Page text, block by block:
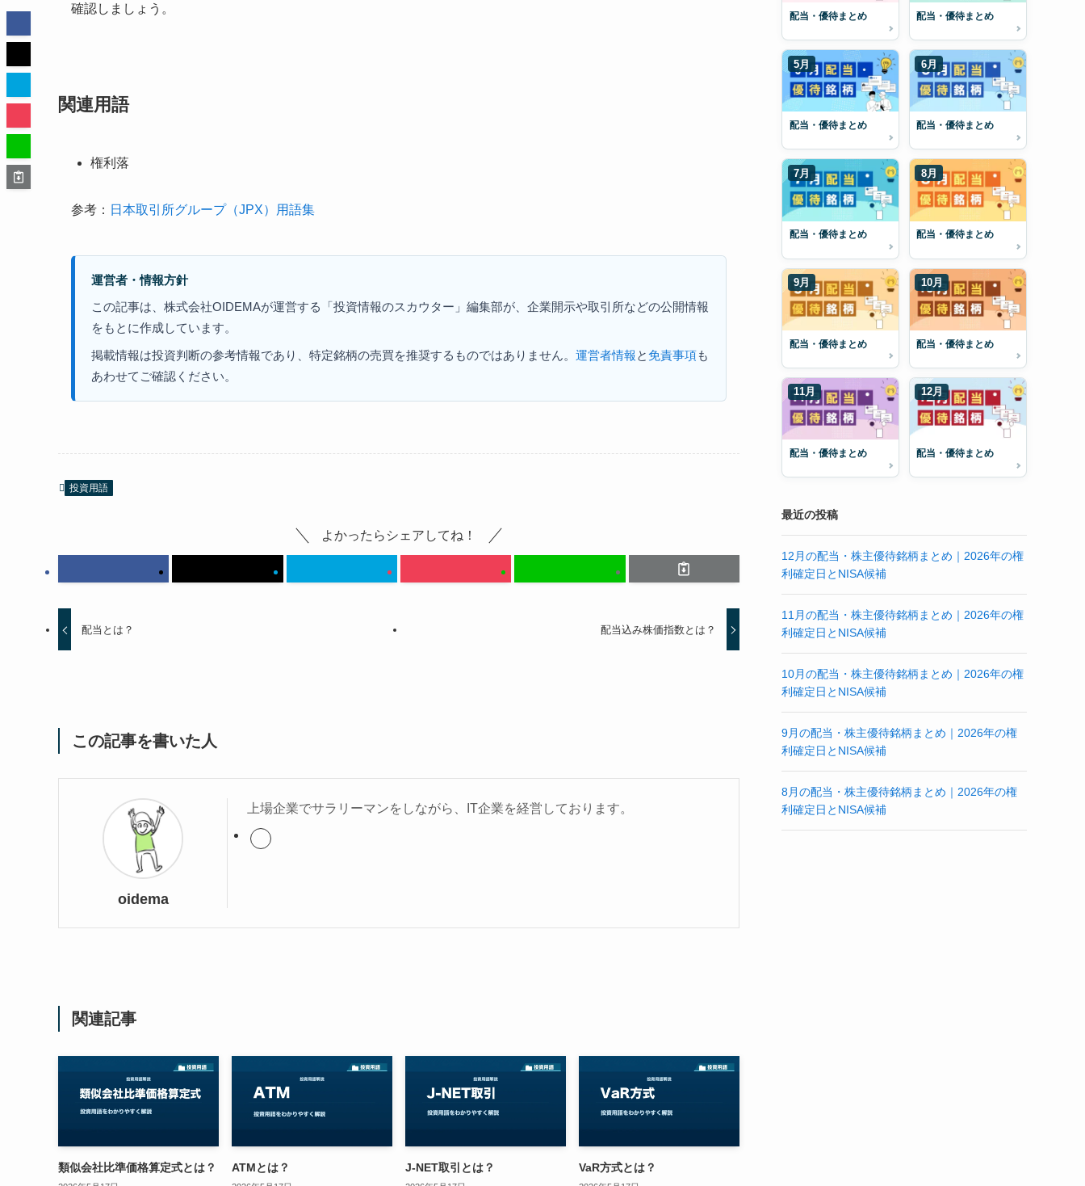
確認しましょう。
関連用語
権利落
参考： 日本取引所グループ（JPX）用語集
運営者・情報方針
この記事は、株式会社OIDEMAが運営する「投資情報のスカウター」編集部が、企業開示や取引所などの公開情報
をもとに作成しています。
掲載情報は投資判断の参考情報であり、特定銘柄の売買を推奨するものではありません。 運営者情報と免責事項も
あわせてご確認ください。
投資用語
よかったらシェアしてね！
配当とは？ 配当込み株価指数とは？
この記事を書いた人
oidema
上場企業でサラリーマンをしながら、IT企業を経営しております。
関連記事
類似会社比準価格算定式とは？ ATMとは？ J-NET取引とは？ VaR方式とは？
配当・優待まとめ 配当・優待まとめ
5月
配当・優待まとめ
6月
配当・優待まとめ
7月
配当・優待まとめ
8月
配当・優待まとめ
9月
配当・優待まとめ
10月
配当・優待まとめ
11月
配当・優待まとめ
12月
配当・優待まとめ
最近の投稿
12月の配当・株主優待銘柄まとめ｜2026年の権
利確定日とNISA候補
11月の配当・株主優待銘柄まとめ｜2026年の権
利確定日とNISA候補
10月の配当・株主優待銘柄まとめ｜2026年の権
利確定日とNISA候補
9月の配当・株主優待銘柄まとめ｜2026年の権
利確定日とNISA候補
8月の配当・株主優待銘柄まとめ｜2026年の権
利確定日とNISA候補